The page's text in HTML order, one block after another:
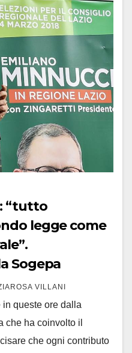
“tutto
legge come
Sogepa
VILLANI
in queste ore dalla
che ha coinvolto il
che ogni contributo